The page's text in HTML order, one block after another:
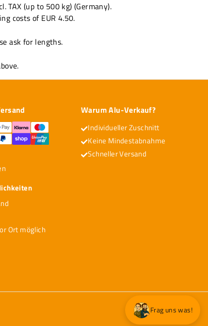
TAX (up to 500 kg) (Germany).
costs of EUR 4.50.
ask for lengths.
Ort möglich
Warum Alu-Verkauf?
Individueller Zuschnitt
Keine Mindestabnahme
Schneller Versand
Frag uns was!